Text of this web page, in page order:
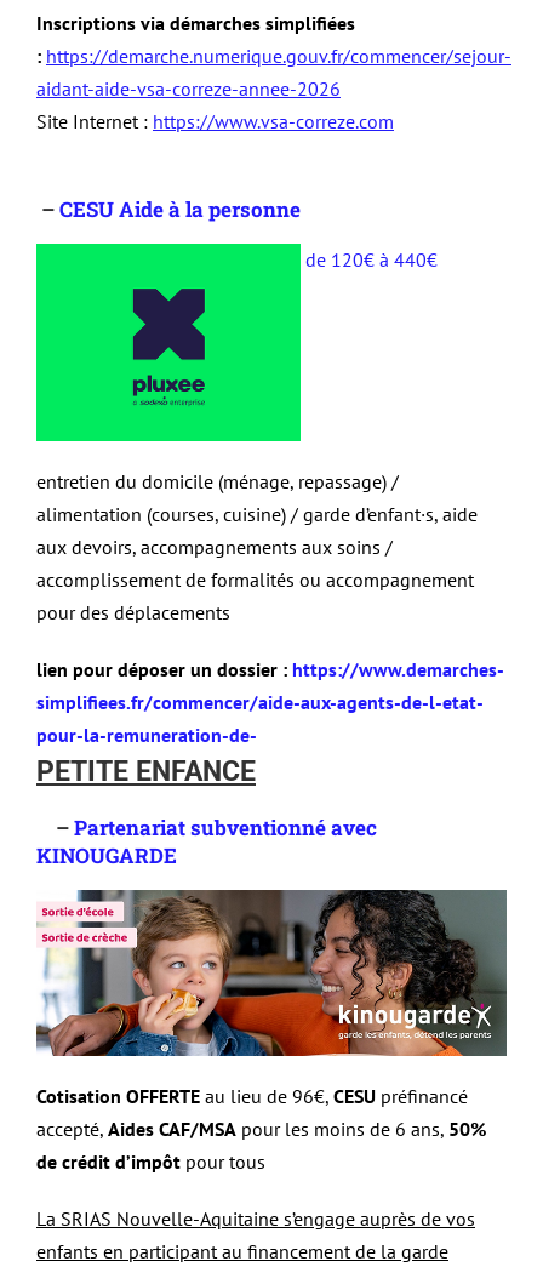
Inscriptions via démarches simplifiées
: https://demarche.numerique.gouv.fr/commencer/sejour-
aidant-aide-vsa-correze-annee-2026
Site Internet : https://www.vsa-correze.com
–CESU Aide à la personne
de 120€ à 440€
entretien du domicile (ménage, repassage) /
alimentation (courses, cuisine) / garde d’enfant·s, aide
aux devoirs, accompagnements aux soins /
accomplissement de formalités ou accompagnement
pour des déplacements
lien pour déposer un dossier : https://www.demarches-
simplifiees.fr/commencer/aide-aux-agents-de-l-etat-
pour-la-remuneration-de-
PETITE ENFANCE
–Partenariat subventionné avec
KINOUGARDE
Cotisation OFFERTE au lieu de 96€, CESU préfinancé
accepté, Aides CAF/MSA pour les moins de 6 ans, 50%
de crédit d’impôt pour tous
La SRIAS Nouvelle-Aquitaine s’engage auprès de vos
enfants en participant au financement de la garde